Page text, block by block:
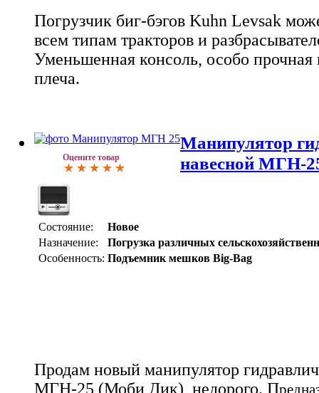
Погрузчик биг-бэгов Kuhn Levsak
всем типам тракторов и
Уменьшенная консоль, особо прочная
плеча.
Оцените товар
Манипулятор
навесной МГН-
Состояние:
Новое
Назначение:
Погрузка различных
Особенность: Подъемник мешков Big-Bag
Продам новый манипулятор
МГН-25 (Моби Дик), недорого. П